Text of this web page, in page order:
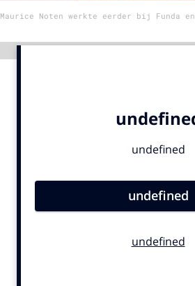
Academy
Carriere
Contentmarketing
Maurice Noten werkte eerder bij Funda en